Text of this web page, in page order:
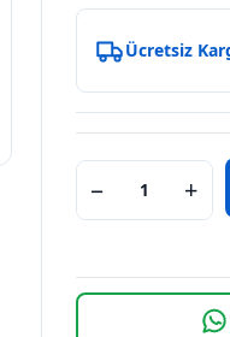
Ücretsiz
− +